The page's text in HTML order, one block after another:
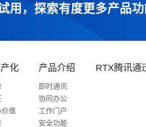
用，探索有度更多产品
化
值
产品介绍
即时通讯
协同办公
工作门户
安全功能
RTX腾讯通